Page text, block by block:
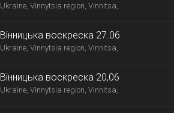
Ukraine, Vinnytsia region, Vinnitsa,
Вінницька воскреска 27.06
Ukraine, Vinnytsia region, Vinnitsa,
Вінницька воскреска 20,06
Ukraine, Vinnytsia region, Vinnitsa,